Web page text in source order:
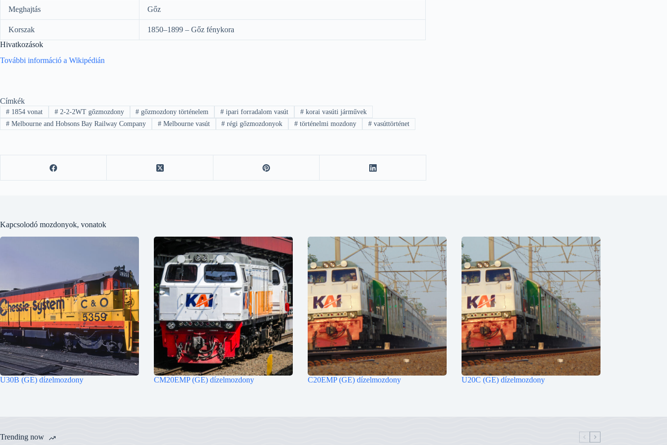
Meghajtás Gőz
Korszak
1850–1899 – Gőz fénykora
Hivatkozások
További információ a Wikipédián
Címkék
#1854 vonat #2-2-2WT gőzmozdony # gőzmozdony történelem # ipari forradalom vasút # korai vasúti járművek
#Melbourne and Hobsons Bay Railway Company #Melbourne vasút # régi gőzmozdonyok # történelmi mozdony # vasúttörténet
Kapcsolodó mozdonyok, vonatok
U30B (GE) dízelmozdony CM20EMP (GE) dízelmozdony C20EMP (GE) dízelmozdony U20C (GE) dízelmozdony
Trending now